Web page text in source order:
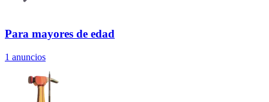
Para mayores de edad
1 anuncios